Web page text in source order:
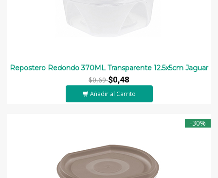
Repostero Redondo 370ML Transparente 12.5x5cm Jaguar
$0,69$0,48
Añadir al Carrito
-30%